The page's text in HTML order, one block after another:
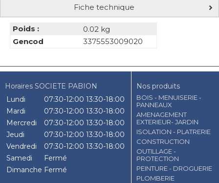
Fiche technique
Poids :
0.02 kg
Gencod
3375553009020
Horaires SOCIETE PABION
Lundi
07:30-12:00 13:30-18:00
Mardi
07:30-12:00 13:30-18:00
Mercredi
07:30-12:00 13:30-18:00
Jeudi
07:30-12:00 13:30-18:00
Vendredi
07:30-12:00 13:30-18:00
Samedi
Fermé
Dimanche Fermé
Nos produits
BOIS - MENUISERIE -
PANNEAUX
AMENAGEMENT
EXTERIEUR- JARDIN
ISOLATION - PLATRERIE
CONSTRUCTION
OUTILLAGE -
PROTECTION
PEINTURE - DROGUERIE
PLOMBERIE